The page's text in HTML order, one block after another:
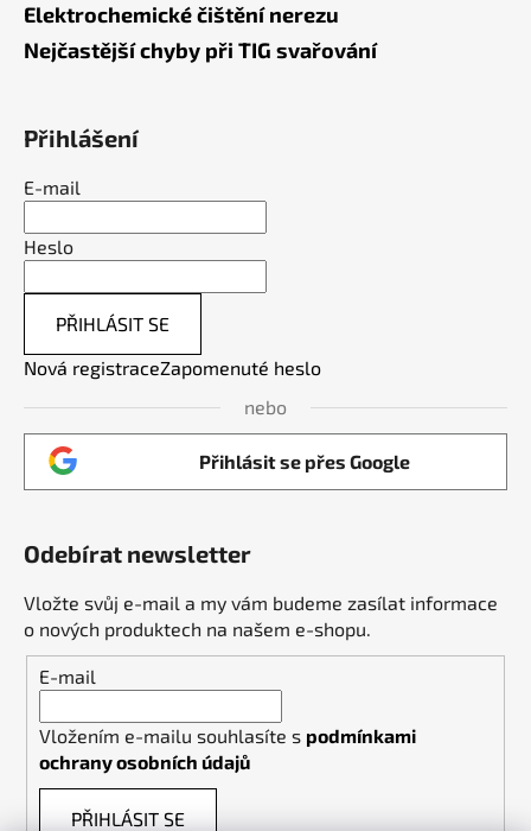
Elektrochemické čištění nerezu
Nejčastější chyby při TIG svařování
Přihlášení
E-mail
Heslo
PŘIHLÁSIT SE
Nová registraceZapomenuté heslo
nebo
Přihlásit se přes Google
Odebírat newsletter
Vložte svůj e-mail a my vám budeme zasílat informace
o nových produktech na našem e-shopu.
E-mail
Vložením e-mailu souhlasíte s podmínkami
ochrany osobních údajů
PŘIHLÁSIT SE